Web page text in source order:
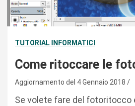
TUTORIAL INFORMATICI
Come ritoccare le
Aggiornamento del 4 Gennaio 2018
Se volete fare del fotoritocco